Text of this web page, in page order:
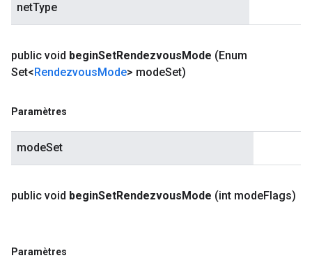
netType
public void beginSetRendezvousMode (Enum
Set<RendezvousMode> modeSet)
Paramètres
modeSet
public void beginSetRendezvousMode (int modeFlags)
Paramètres